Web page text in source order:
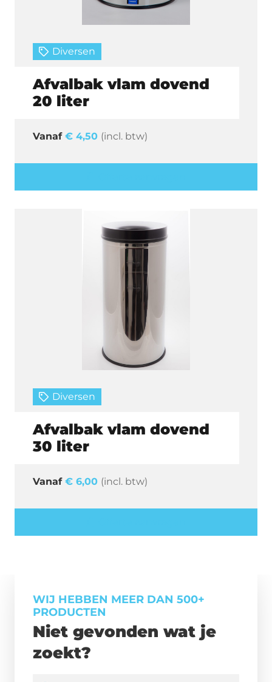
Diversen
Afvalbak vlam dovend
20 liter
€ 4,50 (incl. btw)
Diversen
Afvalbak vlam dovend
30 liter
€ 6,00 (incl. btw)
WIJ HEBBEN MEER DAN 500+
PRODUCTEN
Niet gevonden wat je
zoekt?